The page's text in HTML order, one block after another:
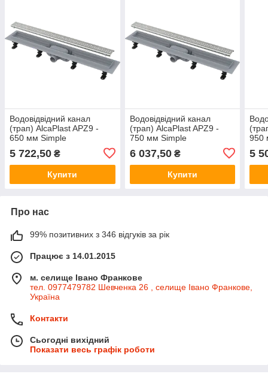
Водовідвідний канал
(трап) AlcaPlast APZ9 -
650 мм Simple
5 722,50 ₴
Купити
Водовідвідний канал
(трап) AlcaPlast APZ9 -
750 мм Simple
6 037,50₴
Купити
950
5
Про нас
99% позитивних з 346 відгуків за рік
Працює з 14.01.2015
м. селище Івано Франкове
тел. 0977479782 Шевченка 26 , селище Івано Франкове,
Україна
Контакти
Сьогодні вихідний
Показати весь графік роботи